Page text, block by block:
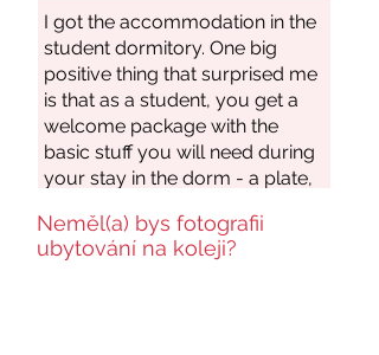
Neměl(a) bys fotografii
ubytování na koleji?